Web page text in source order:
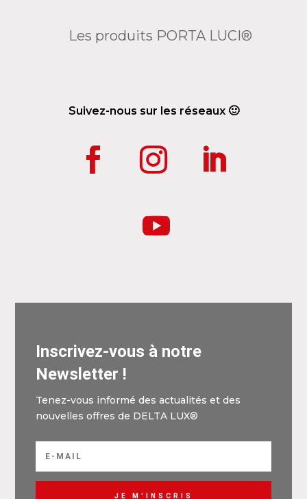
Les produits PORTA LUCI®
Suivez-nous sur les réseaux 🙂
Inscrivez-vous à notre
Newsletter !
Tenez-vous informé des actualités et des
nouvelles offres de DELTA LUX®
JE M'INSCRIS